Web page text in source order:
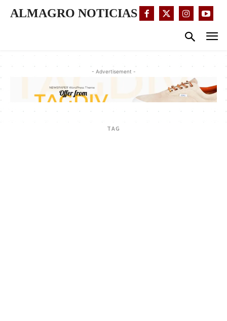
ALMAGRO NOTICIAS
- Advertisement -
TAG